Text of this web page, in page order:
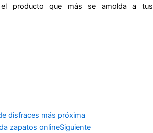
el producto que más se amolda a tus
disfraces más próxima
zapatos onlineSiguiente